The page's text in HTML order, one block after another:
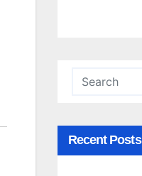
Recent Posts